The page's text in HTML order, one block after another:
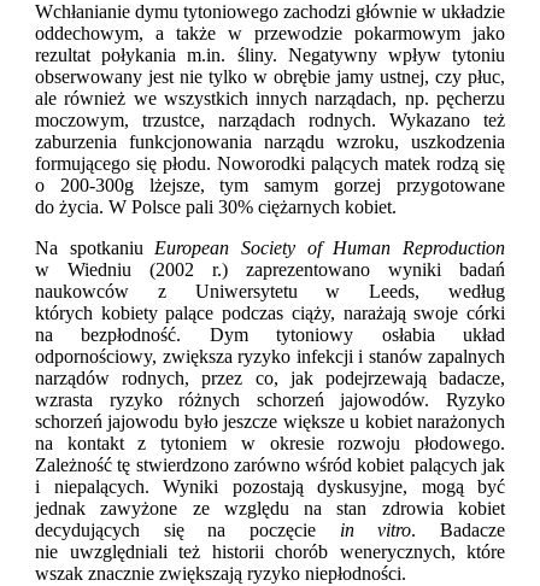
Wchłanianie dymu tytoniowego zachodzi głównie w układzie
oddechowym, a także w przewodzie pokarmowym jako
rezultat połykania m.in. śliny. Negatywny wpływ tytoniu
obserwowany jest nie tylko w obrębie jamy ustnej, czy płuc,
ale również we wszystkich innych narządach, np. pęcherzu
moczowym, trzustce, narządach rodnych. Wykazano też
zaburzenia funkcjonowania narządu wzroku, uszkodzenia
formującego się płodu. Noworodki palących matek rodzą się
o 200-300g lżejsze, tym samym gorzej przygotowane
do życia. W Polsce pali 30% ciężarnych kobiet.
Na spotkaniu European Society of Human Reproduction
w Wiedniu (2002 r.) zaprezentowano wyniki badań
naukowców z Uniwersytetu w Leeds, według
których kobiety palące podczas ciąży, narażają swoje córki
na bezpłodność. Dym tytoniowy osłabia układ
odpornościowy, zwiększa ryzyko infekcji i stanów zapalnych
narządów rodnych, przez co, jak podejrzewają badacze,
wzrasta ryzyko różnych schorzeń jajowodów. Ryzyko
schorzeń jajowodu było jeszcze większe u kobiet narażonych
na kontakt z tytoniem w okresie rozwoju płodowego.
Zależność tę stwierdzono zarówno wśród kobiet palących jak
i niepalących. Wyniki pozostają dyskusyjne, mogą być
jednak zawyżone ze względu na stan zdrowia kobiet
decydujących się na poczęcie in vitro. Badacze
nie uwzględniali też historii chorób wenerycznych, które
wszak znacznie zwiększają ryzyko niepłodności.